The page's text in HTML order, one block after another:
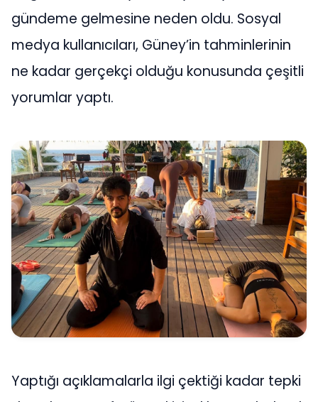
gündeme gelmesine neden oldu. Sosyal
medya kullanıcıları, Güney’in tahminlerinin
ne kadar gerçekçi olduğu konusunda çeşitli
yorumlar yaptı.
Yaptığı açıklamalarla ilgi çektiği kadar tepki